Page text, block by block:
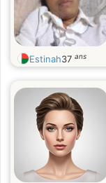
Estinah37 ans